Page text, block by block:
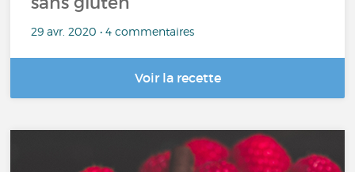
29 avr. 2020 • 4 commentaires
Voir la recette